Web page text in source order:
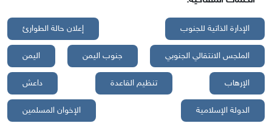
الإدارة الذاتية للجنوب إعلان حالة الطوارئ
الملجس الانتقالي الجنوبي جنوب اليمن اليمن
الإرهاب تنظيم القاعدة داعش
الدولة الإسلامية الإخوان المسلمين